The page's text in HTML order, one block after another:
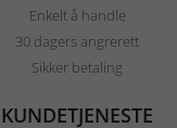
Enkelt å handle
30 dagers angrerett
Sikker betaling
KUNDETJENESTE